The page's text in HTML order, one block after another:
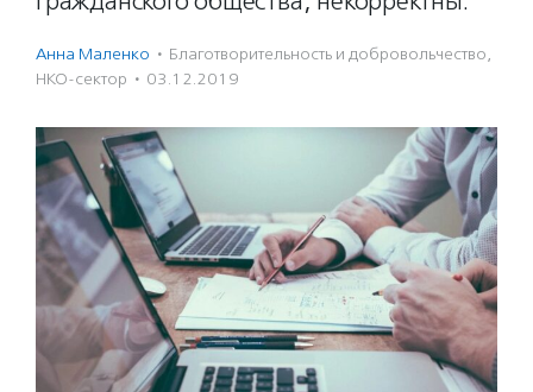
Анна Маленко · Благотвори­тель­ность и доброволь­чест­во,
НКО-сектор · 03.12.2019